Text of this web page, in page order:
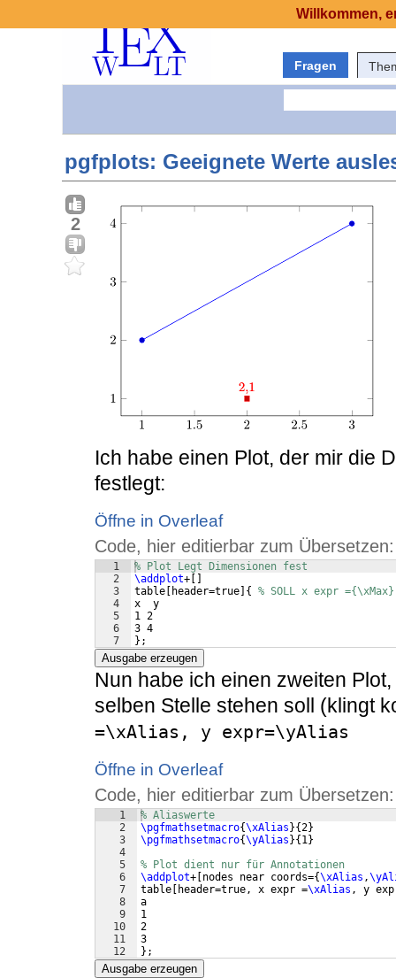
Fragen
pgfplots: Geeignete Werte
2
Ich habe einen Plot, der mir die
festlegt:
Öffne in Overleaf
Code, hier editierbar zum Übersetzen:
1
2
3
4
5
6
7
% Plot Legt Dimensionen fest
\addplot+
table
header=true {
% SOLL x expr ={\xMax}
x  y
1 2
3 4
} ;
Ausgabe erzeugen
Nun habe ich einen zweiten
selben Stelle stehen soll (klingt
=\xAlias, y expr=\yAlias
Öffne in Overleaf
Code, hier editierbar zum Übersetzen:
1
2
3
4
5
6
7
8
9
10
11
12
% Aliaswerte
\pgfmathsetmacro{\xAlias }{2}
\pgfmathsetmacro{\yAlias }{ 1}
% Plot dient nur für Annotationen
\addplot+ nodes near coords={\xAlias ,
table
header=true, x expr =\xAlias , y
a
1
2
3
} ;
Ausgabe erzeugen
Willkommen,